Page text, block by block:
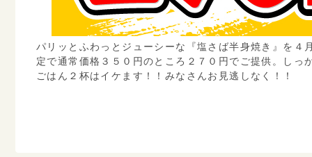
パリッとふわっとジューシーな『塩さば半身焼き』を４
定で通常価格３５０円のところ２７０円でご提供。しっ
ごはん２杯はイケます！！みなさんお見逃しなく！！